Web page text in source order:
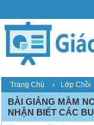
Trang Chủ › Lớp Chồi
BÀI GIẢNG MẦM
NHẬN BIẾT CÁC